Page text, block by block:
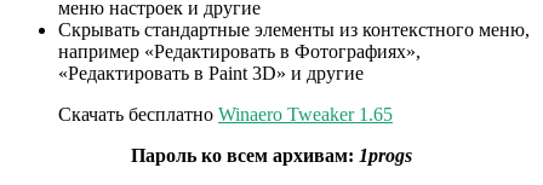
меню настроек и другие
Скрывать стандартные элементы из контекстного меню,
например «Редактировать в Фотографиях»,
«Редактировать в Paint 3D» и другие
Скачать бесплатно Winaero Tweaker 1.65
Пароль ко всем архивам: 1progs